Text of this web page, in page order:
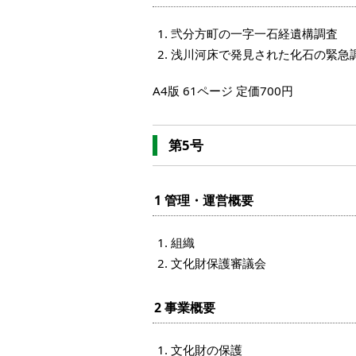
弐分方町の一字一石経遺構調査
浅川河床で発見された化石の緊急
A4版 61ページ 定価700円
第5号
1 管理・運営概要
組織
文化財保護審議会
2 事業概要
文化財の保護